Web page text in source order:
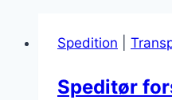
Spedition
Speditør